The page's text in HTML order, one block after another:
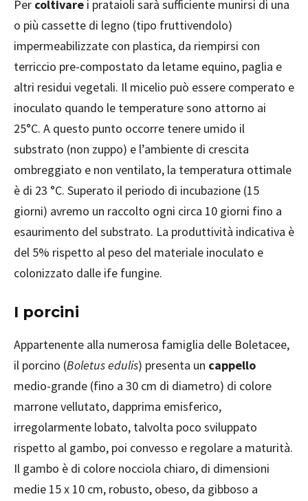
Per coltivare i prataioli sarà sufficiente munirsi di una
o più cassette di legno (tipo fruttivendolo)
impermeabilizzate con plastica, da riempirsi con
terriccio pre-compostato da letame equino, paglia e
altri residui vegetali. Il micelio può essere comperato e
inoculato quando le temperature sono attorno ai
25°C. A questo punto occorre tenere umido il
substrato (non zuppo) e l’ambiente di crescita
ombreggiato e non ventilato, la temperatura ottimale
è di 23 °C. Superato il periodo di incubazione (15
giorni) avremo un raccolto ogni circa 10 giorni fino a
esaurimento del substrato. La produttività indicativa è
del 5% rispetto al peso del materiale inoculato e
colonizzato dalle ife fungine.
I porcini
Appartenente alla numerosa famiglia delle Boletacee,
il porcino (Boletus edulis) presenta un cappello
medio-grande (fino a 30 cm di diametro) di colore
marrone vellutato, dapprima emisferico,
irregolarmente lobato, talvolta poco sviluppato
rispetto al gambo, poi convesso e regolare a maturità.
Il gambo è di colore nocciola chiaro, di dimensioni
medie 15 x 10 cm, robusto, obeso, da gibboso a